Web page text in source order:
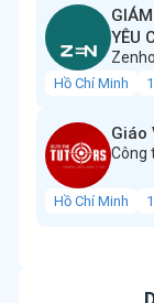
YÊU
Hồ Chí Minh
Giáo
Công
Hồ Chí Minh